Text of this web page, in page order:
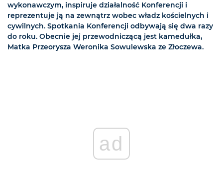
wykonawczym, inspiruje działalność Konferencji i
reprezentuje ją na zewnątrz wobec władz kościelnych i
cywilnych. Spotkania Konferencji odbywają się dwa razy
do roku. Obecnie jej przewodniczącą jest kamedułka,
Matka Przeorysza Weronika Sowulewska ze Złoczewa.
ad